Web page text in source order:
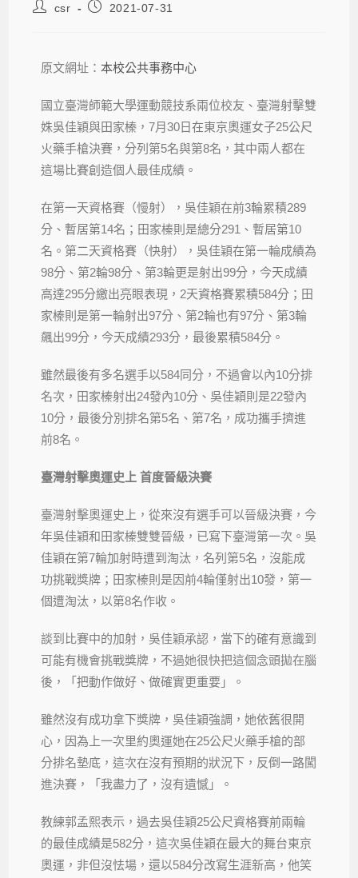
csr 2021-07-31
原文網址：本校公共事務中心
國立臺灣師範大學運動競技系兩位校友、臺灣射擊雙
姝吳佳穎與田家榛，7月30日在東京奧運女子25公尺
火藥手槍決賽，分列第5名與第8名，其中兩人都在
這場比賽創造個人最佳成績。
在第一天資格賽（慢射），吳佳穎在前3輪累積289
分、暫居第14名；田家榛則是總分291、暫居第10
名。第二天資格賽（快射），吳佳穎在第一輪成績為
98分、第2輪98分、第3輪更是射出99分，今天成績
高達295分繳出亮眼表現，2天資格賽累積584分；田
家榛則是第一輪射出97分、第2輪也有97分、第3輪
飆出99分，今天成績293分，最後累積584分。
雖然最後有多名選手以584同分，不過會以內10分排
名次，田家榛射出24發內10分、吳佳穎則是22發內
10分，最後分別排名第5名、第7名，成功攜手擠進
前8名。
臺灣射擊奧運史上 首度晉級決賽
臺灣射擊奧運史上，從來沒有選手可以晉級決賽，今
年吳佳穎和田家榛雙雙晉級，已寫下臺灣第一次。吳
佳穎在第7輪加射時遭到淘汰，名列第5名，沒能成
功挑戰獎牌；田家榛則是因前4輪僅射出10發，第一
個遭淘汰，以第8名作收。
談到比賽中的加射，吳佳穎承認，當下的確有意識到
可能有機會挑戰獎牌，不過她很快把這個念頭拋在腦
後，「把動作做好、做確實更重要」。
雖然沒有成功拿下獎牌，吳佳穎強調，她依舊很開
心，因為上一次里約奧運她在25公尺火藥手槍的部
分排名墊底，這次在沒有預期的狀況下，反倒一路闖
進決賽，「我盡力了，沒有遺憾」。
教練郭孟熙表示，過去吳佳穎25公尺資格賽前兩輪
的最佳成績是582分，這次吳佳穎在最大的舞台東京
奧運，非但沒怯場，還以584分改寫生涯新高，他笑